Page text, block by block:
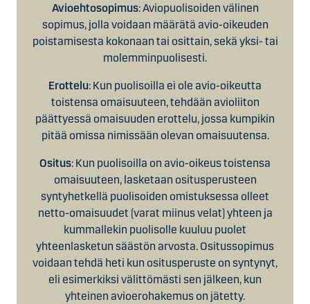
Avioehtosopimus: Aviopuolisoiden välinen
sopimus, jolla voidaan määrätä avio-oikeuden
poistamisesta kokonaan tai osittain, sekä yksi- tai
molemminpuolisesti.
Erottelu: Kun puolisoilla ei ole avio-oikeutta
toistensa omaisuuteen, tehdään avioliiton
päättyessä omaisuuden erottelu, jossa kumpikin
pitää omissa nimissään olevan omaisuutensa.
Ositus: Kun puolisoilla on avio-oikeus toistensa
omaisuuteen, lasketaan ositusperusteen
syntyhetkellä puolisoiden omistuksessa olleet
netto-omaisuudet (varat miinus velat) yhteen ja
kummallekin puolisolle kuuluu puolet
yhteenlasketun säästön arvosta. Ositussopimus
voidaan tehdä heti kun ositusperuste on syntynyt,
eli esimerkiksi välittömästi sen jälkeen, kun
yhteinen avioerohakemus on jätetty.